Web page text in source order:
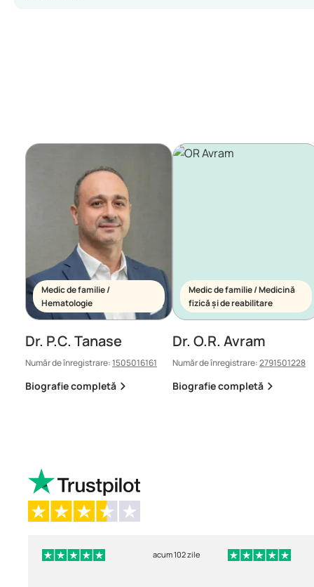
Medic de familie /
Hematologie
Dr. P.C. Tanase
Număr de înregistrare:1505016161
Biografie completă
Medic de familie / Medicină
fizică și de reabilitare
Dr. O.R. Avram
Număr de înregistrare:2791501228
Biografie completă
acum 102 zile